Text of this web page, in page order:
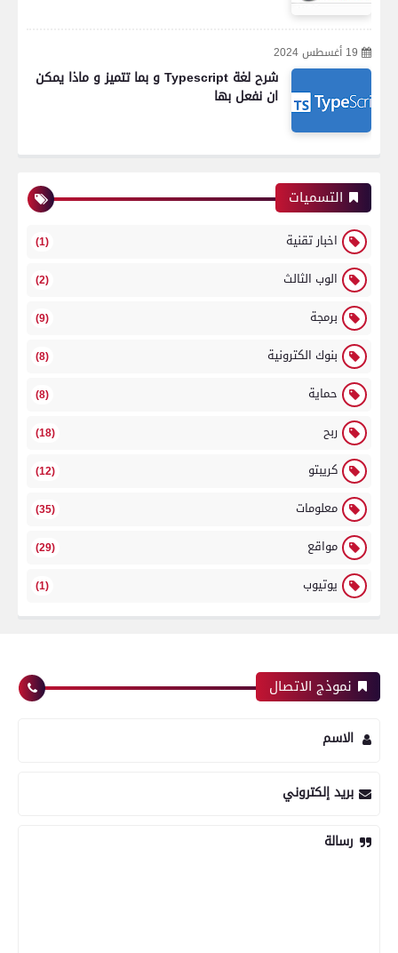
19 أغسطس 2024
شرح لغة Typescript و بما تتميز و ماذا يمكن
ان نفعل بها
التسميات
اخبار تقنية (1)
الوب الثالث (2)
برمجة (9)
بنوك الكترونية (8)
حماية (8)
ربح (18)
كريبتو (12)
معلومات (35)
مواقع (29)
يوتيوب (1)
نموذج الاتصال
الاسم
بريد إلكتروني
رسالة